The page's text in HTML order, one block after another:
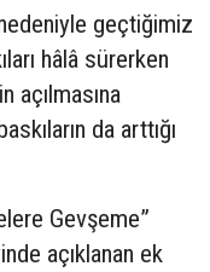
geçtiğimiz
hâlâ sürerken
da arttığı
Gevşeme”
açıklanan ek